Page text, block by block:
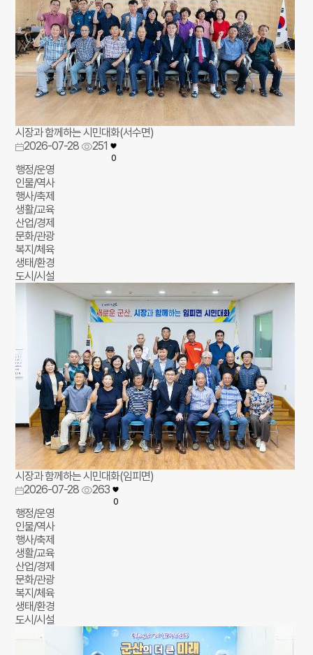
시장과 함께하는 시민대화(서수면)
2026-07-28
251
0
행정/운영
인물/역사
행사/축제
생활/교육
산업/경제
문화/관광
복지/체육
생태/환경
도시/시설
시장과 함께하는 시민대화(임피면)
2026-07-28
263
0
행정/운영
인물/역사
행사/축제
생활/교육
산업/경제
문화/관광
복지/체육
생태/환경
도시/시설